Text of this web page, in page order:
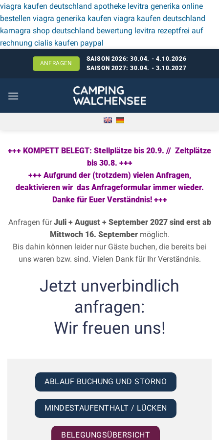
viagra kaufen deutschland apotheke levitra generika online
bestellen viagra generika kaufen viagra kaufen deutschland
kamagra shop deutschland bewertung levitra rezeptfrei auf
rechnung cialis kaufen paypal
Inhalt
springen
ANFRAGEN
SAISON 2026: 30.04. - 4.10.2026
SAISON 2027: 30.04. - 3.10.2027
+++ KOMPETT BELEGT: Stellplätze bis 20.9. // Zeltplätze
bis 30.8. +++
+++ Aufgrund der (trotzdem) vielen Anfragen,
deaktivieren wir das Anfrageformular immer wieder.
Danke für Euer Verständnis! +++
Anfragen fürJuli + August + September 2027 sind erst ab
Mittwoch 16. Septembermöglich.
Bis dahin können leider nur Gäste buchen, die bereits bei
uns waren bzw. sind. Vielen Dank für Ihr Verständnis.
Jetzt unverbindlich
anfragen:
Wir freuen uns!
ABLAUF BUCHUNG UND STORNO
MINDESTAUFENTHALT / LÜCKEN
BELEGUNGSÜBERSICHT